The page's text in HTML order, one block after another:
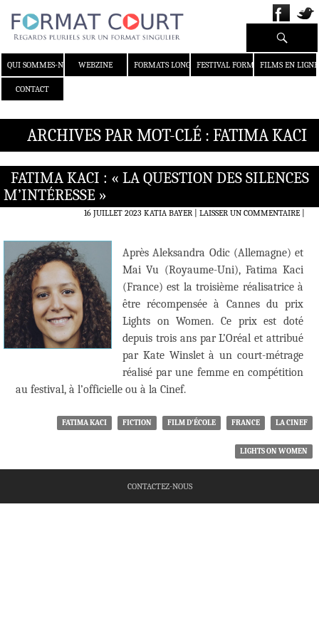
QUI SOMMES-NOUS ?WEBZINE FORMATS LONGS FESTIVAL FORMAT COURT
FILMS EN LIGNE
CONTACT
Recherche
ARCHIVES PAR MOT-CLÉ : FATIMA KACI
FATIMA KACI : « LA QUESTION DES SILENCES
M’INTÉRESSE »
16 JUILLET 2023 KATIA BAYER LAISSER UN COMMENTAIRE|
Après Aleksandra Odic (Allemagne) et
Mai Vu (Royaume-Uni), Fatima Kaci
(France) est la troisième réalisatrice à
être récompensée à Cannes du prix
Lights on Women. Ce prix est doté
depuis trois ans par L’Oréal et attribué
par Kate Winslet à un court-métrage
réalisé par une femme en compétition
au festival, à l’officielle ou à la Cinef.
FATIMA KACI FICTION FILM D'ÉCOLE FRANCE LA CINEF
LIGHTS ON WOMEN
CONTACTEZ-NOUS